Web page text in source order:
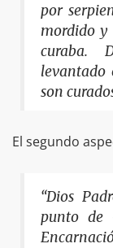
por
mordido y
curaba.
levantado
son
El segundo
“Dios
punto